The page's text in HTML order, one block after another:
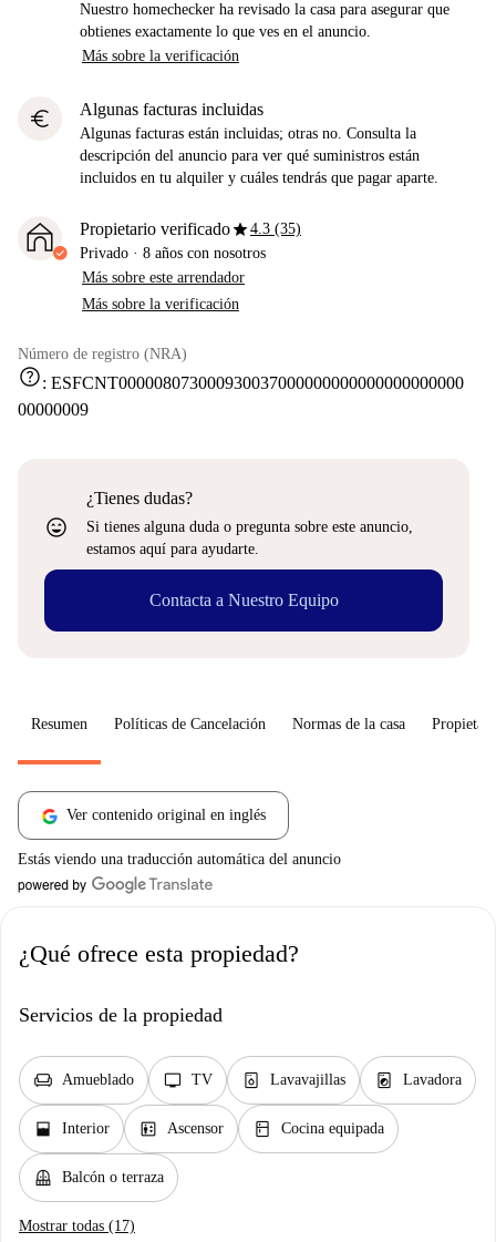
Nuestro homechecker ha revisado la casa para asegurar que
obtienes exactamente lo que ves en el anuncio.
Más sobre la verificación
euro Algunas facturas incluidas
Algunas facturas están incluidas; otras no. Consulta la
descripción del anuncio para ver qué suministros están
incluidos en tu alquiler y cuáles tendrás que pagar aparte.
Propietario verificadostar4.3 (35)
Privado · 8 años con nosotros
Más sobre este arrendador
Más sobre la verificación
Número de registro (NRA)
help: ESFCNT000008073000930037000000000000000000000
00000009
sentiment_very_satisfied
¿Tienes dudas?
Si tienes alguna duda o pregunta sobre este anuncio,
estamos aquí para ayudarte.
Contacta a Nuestro Equipo
Resumen Políticas de Cancelación Normas de la casa
Ver contenido original en inglés
Estás viendo una traducción automática del anuncio
¿Qué ofrece esta propiedad?
Servicios de la propiedad
chair Amueblado tv TV dishwasher_gen Lavavajillas local_laundry_service Lavadora
window_open Interior elevator Ascensor kitchen Cocina equipada
balcony Balcón o terraza
Mostrar todas (17)